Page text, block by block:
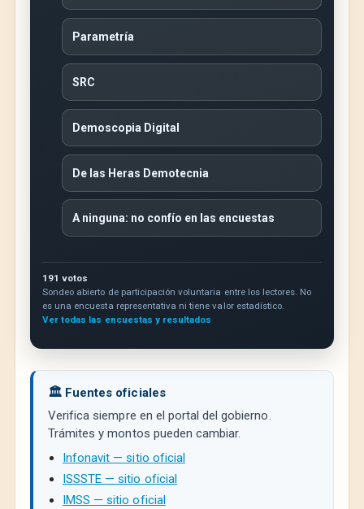
Parametría
SRC
Demoscopia Digital
De las Heras Demotecnia
A ninguna: no confío en las encuestas
191 votos
Sondeo abierto de participación voluntaria entre los lectores. No
es una encuesta representativa ni tiene valor estadístico.
Ver todas las encuestas y resultados
🏛️ Fuentes oficiales
Verifica siempre en el portal del gobierno.
Trámites y montos pueden cambiar.
Infonavit — sitio oficial
ISSSTE — sitio oficial
IMSS — sitio oficial